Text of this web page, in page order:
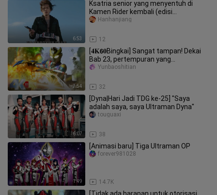
6:53
Ksatria senior yang menyentuh di
Kamen Rider kembali (edisi
pertama)~~
12
Hanhanjiang
7:54
[𝟒𝐊𝟲𝟎Bingkai] Sangat tampan! Dekai
Bab 23, pertempuran yang
menentukan akan datang!
32
Yunbaoshitian
6:07
[Dyna|Hari Jadi TDG ke-25] "Saya
adalah saya, saya Ultraman Dyna"
38
touguaxi
1:49
[Animasi baru] Tiga Ultraman OP
14.7K
forever981028